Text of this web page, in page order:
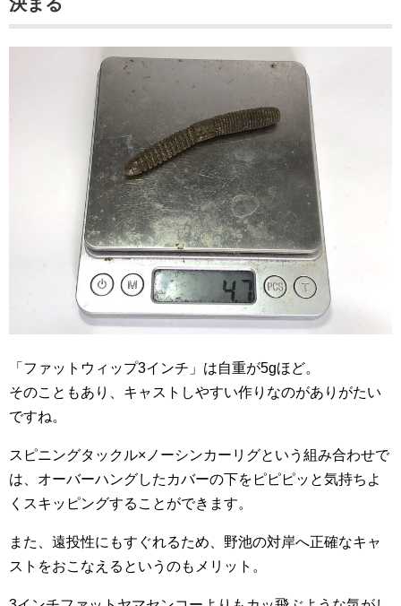
決まる
「ファットウィップ3インチ」は自重が5gほど。
そのこともあり、キャストしやすい作りなのがありがたい
ですね。
スピニングタックル×ノーシンカーリグという組み合わせで
は、オーバーハングしたカバーの下をピピピッと気持ちよ
くスキッピングすることができます。
また、遠投性にもすぐれるため、野池の対岸へ正確なキャ
ストをおこなえるというのもメリット。